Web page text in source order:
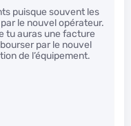
puisque souvent les
le nouvel opérateur.
tu auras une facture
par le nouvel
de l’équipement.